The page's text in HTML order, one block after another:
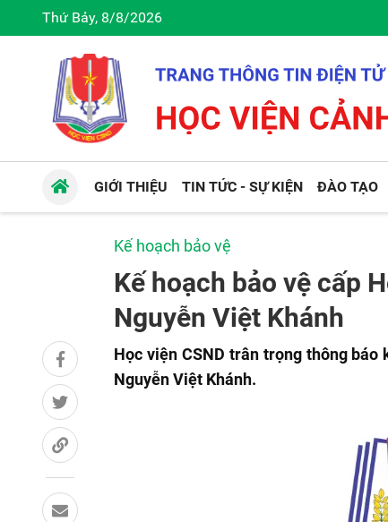
Thứ Bảy, 8/8/2026
GIỚI THIỆU TIN TỨC - SỰ KIỆN ĐÀO TẠO
Kế hoạch bảo vệ
Kế hoạch bảo vệ cấp
Nguyễn Việt Khánh
Học viện CSND trân trọng thông
Nguyễn Việt Khánh.